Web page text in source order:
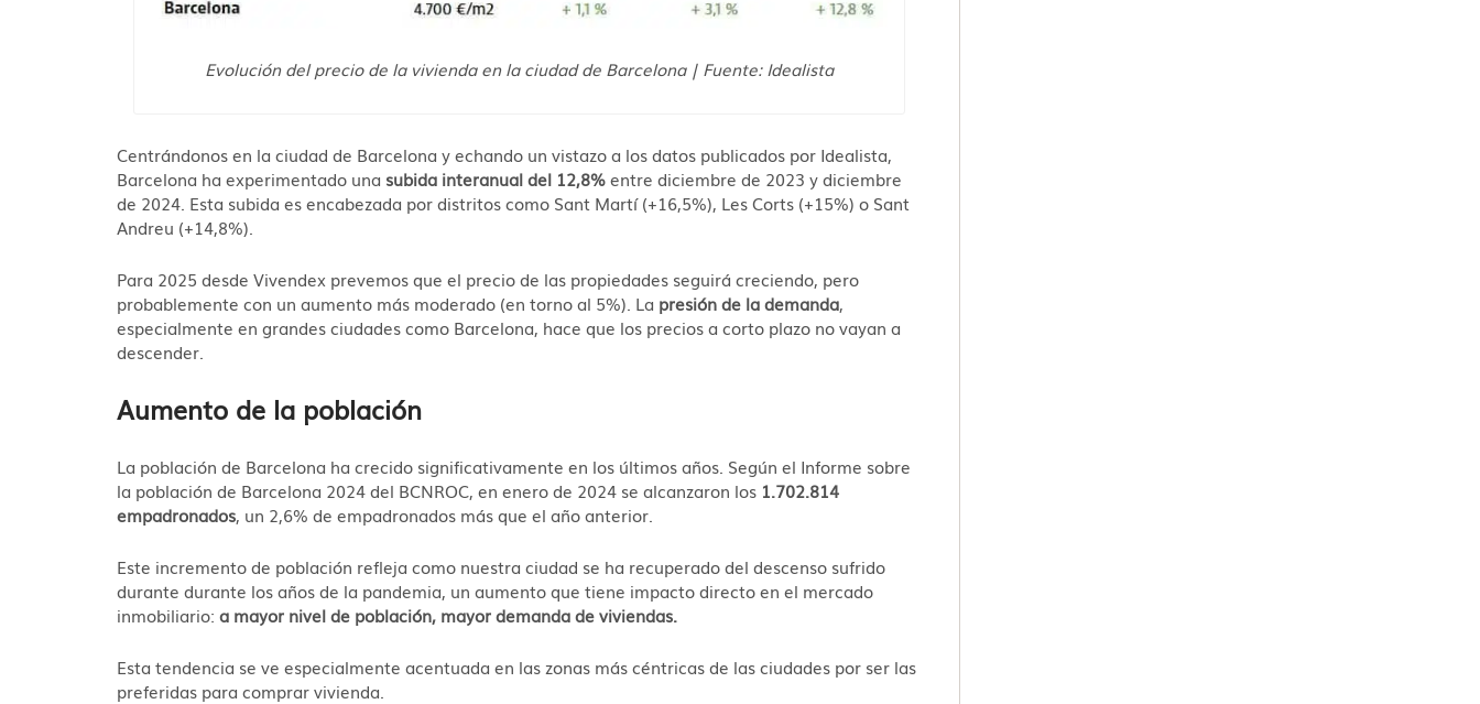
Evolución del precio de la vivienda en la ciudad de Barcelona | Fuente: Idealista
Centrándonos en la ciudad de Barcelona y echando un vistazo a los datos publicados por Idealista,
Barcelona ha experimentado una subida interanual del 12,8%entre diciembre de 2023 y diciembre
de 2024. Esta subida es encabezada por distritos como Sant Martí (+16,5%), Les Corts (+15%) o Sant
Andreu (+14,8%).
Para 2025 desde Vivendex prevemos que el precio de las propiedades seguirá creciendo, pero
probablemente con un aumento más moderado (en torno al 5%). La presión de la demanda,
especialmente en grandes ciudades como Barcelona, hace que los precios a corto plazo no vayan a
descender.
Aumento de la población
La población de Barcelona ha crecido significativamente en los últimos años. Según el Informe sobre
la población de Barcelona 2024 del BCNROC, en enero de 2024 se alcanzaron los 1.702.814
empadronados, un 2,6% de empadronados más que el año anterior.
Este incremento de población refleja como nuestra ciudad se ha recuperado del descenso sufrido
durante durante los años de la pandemia, un aumento que tiene impacto directo en el mercado
inmobiliario: a mayor nivel de población, mayor demanda de viviendas.
Esta tendencia se ve especialmente acentuada en las zonas más céntricas de las ciudades por ser las
preferidas para comprar vivienda.